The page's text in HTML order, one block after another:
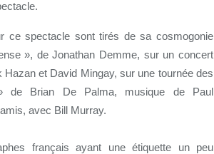
ce spectacle sont tirés de sa cosmogonie
», de Jonathan Demme, sur un concert
et David Mingay, sur une tournée des
de Brian De Palma, musique de Paul
avec Bill Murray.
français ayant une étiquette un peu